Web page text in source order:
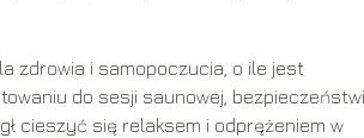
zdrowia i samopoczucia, o ile jest
do sesji saunowej,
cieszyć się relaksem i odprężeniem w